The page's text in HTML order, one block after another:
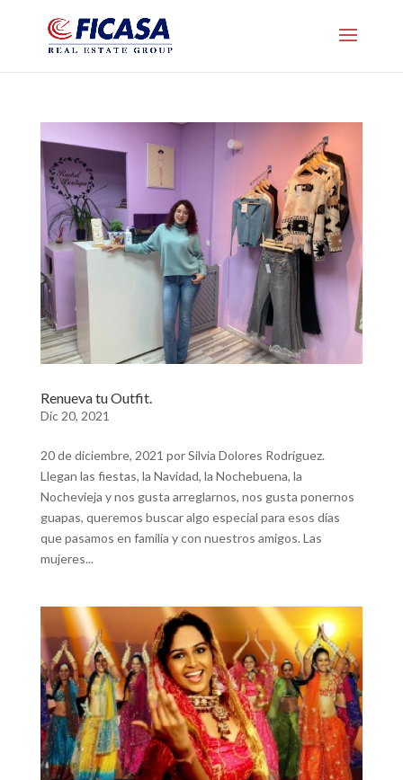
Renueva tu Outfit.
Dic 20, 2021
20 de diciembre, 2021 por Silvia Dolores Rodríguez.
Llegan las fiestas, la Navidad, la Nochebuena, la
Nochevieja y nos gusta arreglarnos, nos gusta ponernos
guapas, queremos buscar algo especial para esos días
que pasamos en familia y con nuestros amigos. Las
mujeres...